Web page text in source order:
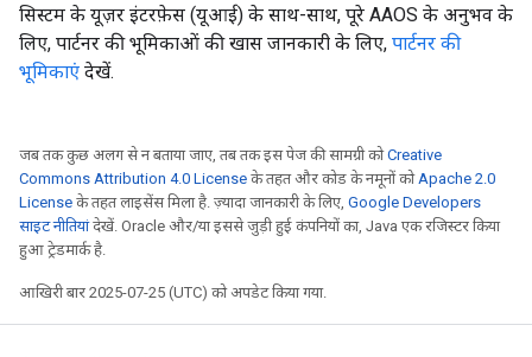
सिस्टम के यूज़र इंटरफ़ेस (यूआई) के साथ-साथ, पूरे AAOS के अनुभव के
लिए, पार्टनर की भूमिकाओं की खास जानकारी के लिए, पार्टनर की
भूमिकाएं देखें.
जब तक कुछ अलग से न बताया जाए, तब तक इस पेज की सामग्री कोCreative
Commons Attribution 4.0 License के तहत और कोड के नमूनों कोApache 2.0
License के तहत लाइसेंस मिला है. ज़्यादा जानकारी के लिए, Google Developers
साइट नीतियांदेखें. Oracle और/या इससे जुड़ी हुई कंपनियों का, Java एक रजिस्टर किया
हुआ ट्रेडमार्क है.
आखिरी बार 2025-07-25 (UTC) को अपडेट किया गया.